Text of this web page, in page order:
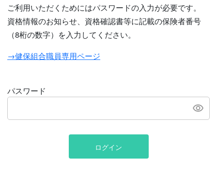
ご利用いただくためにはパスワードの入力が必要です。
資格情報のお知らせ、資格確認書等に記載の保険者番号
（8桁の数字）を入力してください。
→健保組合職員専用ページ
パスワード
ログイン